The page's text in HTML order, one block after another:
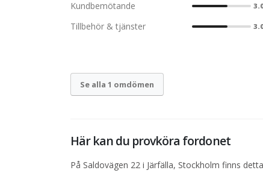
Kundbemötande
Tillbehör & tjänster
Se alla 1 omdömen
Här kan du provköra fordonet
På Saldovägen 22 i Järfälla, Stockholm finns